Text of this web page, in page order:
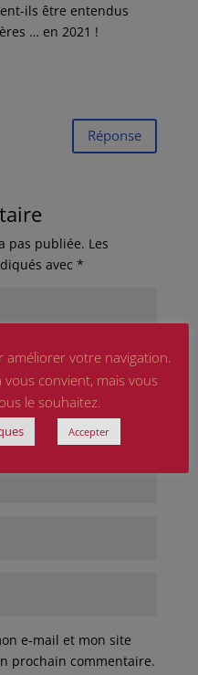
ils être entendus
… en 2021 !
Réponse
pas publiée. Les
avec *
e-mail et mon site
prochain commentaire.
améliorer votre navigation.
convient, mais vous
le souhaitez.
Accepter